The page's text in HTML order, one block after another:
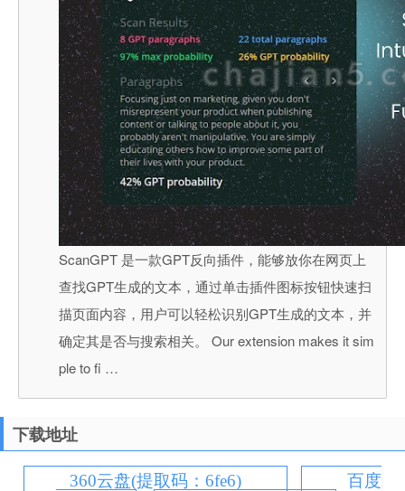
ScanGPT 是一款GPT反向插件，能够放你在网页上
查找GPT生成的文本，通过单击插件图标按钮快速扫
描页面内容，用户可以轻松识别GPT生成的文本，并
确定其是否与搜索相关。 Our extension makes it sim
ple to fi …
下载地址
360云盘(提取码：6fe6)
百度